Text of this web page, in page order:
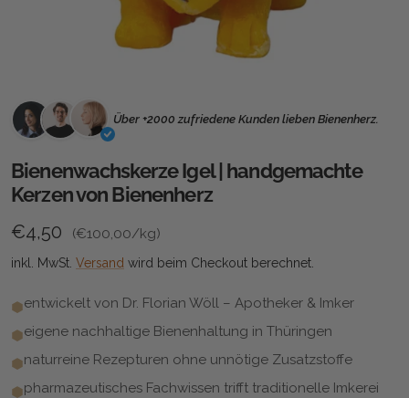
Über +2000 zufriedene Kunden lieben Bienenherz.
Bienenwachskerze Igel | handgemachte
Kerzen von Bienenherz
Normaler Preis
€4,50 Grundpreis
(€100,00/kg)
inkl. MwSt. Versand wird beim Checkout berechnet.
entwickelt von Dr. Florian Wöll – Apotheker & Imker
eigene nachhaltige Bienenhaltung in Thüringen
naturreine Rezepturen ohne unnötige Zusatzstoffe
pharmazeutisches Fachwissen trifft traditionelle Imkerei